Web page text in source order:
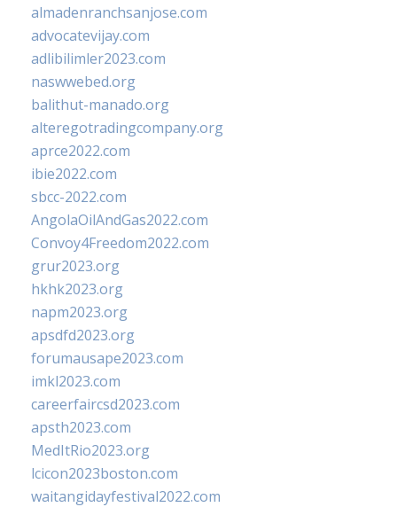
almadenranchsanjose.com
advocatevijay.com
adlibilimler2023.com
naswwebed.org
balithut-manado.org
alteregotradingcompany.org
aprce2022.com
ibie2022.com
sbcc-2022.com
AngolaOilAndGas2022.com
Convoy4Freedom2022.com
grur2023.org
hkhk2023.org
napm2023.org
apsdfd2023.org
forumausape2023.com
imkl2023.com
careerfaircsd2023.com
apsth2023.com
MedItRio2023.org
lcicon2023boston.com
waitangidayfestival2022.com